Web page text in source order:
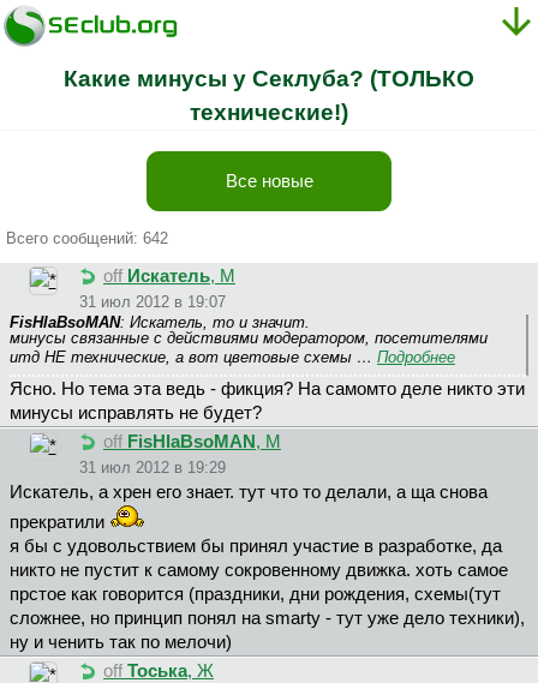
Какие минусы у Секлуба? (ТОЛЬКО
технические!)
Все новые
Всего сообщений: 642
off Искатель, М
31 июл 2012 в 19:07
FisHlaBsoMAN: Искатель, то и значит.
минусы связанные с действиями модератором, посетителями
итд НЕ технические, а вот цветовые схемы … Подробнее
Ясно. Но тема эта ведь - фикция? На самомто деле никто эти
минусы исправлять не будет?
off FisHlaBsoMAN , М
31 июл 2012 в 19:29
Искатель, а хрен его знает. тут что то делали, а ща снова
прекратили
я бы с удовольствием бы принял участие в разработке, да
никто не пустит к самому сокровенному движка. хоть самое
прстое как говорится (праздники, дни рождения, схемы(тут
сложнее, но принцип понял на smarty - тут уже дело техники),
ну и ченить так по мелочи)
off Тоська, Ж